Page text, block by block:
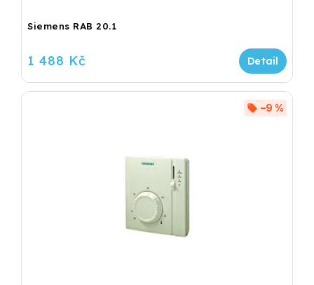
Siemens RAB 20.1
1 488 Kč
–9 %